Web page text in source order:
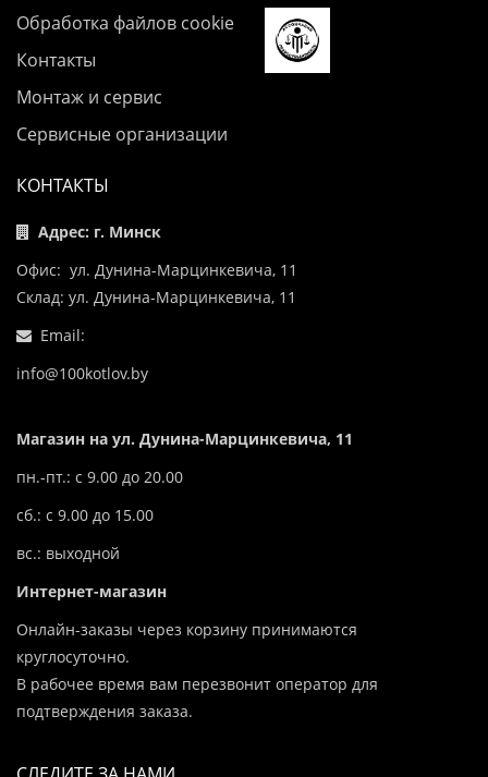
Обработка файлов cookie
Контакты
Монтаж и сервис
Сервисные организации
КОНТАКТЫ
Адрес: г. Минск
Офис: ул. Дунина-Марцинкевича, 11
Склад: ул. Дунина-Марцинкевича, 11
Email:
info@100kotlov.by
Магазин на ул. Дунина-Марцинкевича, 11
пн.-пт.: с 9.00 до 20.00
сб.: с 9.00 до 15.00
вс.: выходной
Интернет-магазин
Онлайн-заказы через корзину принимаются
круглосуточно.
В рабочее время вам перезвонит оператор для
подтверждения заказа.